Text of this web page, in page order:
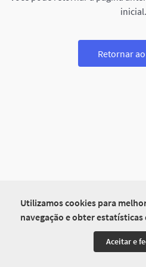
Utilizamos cookies para
navegação e obter estatísticas
Aceitar e
inicial.
Retornar